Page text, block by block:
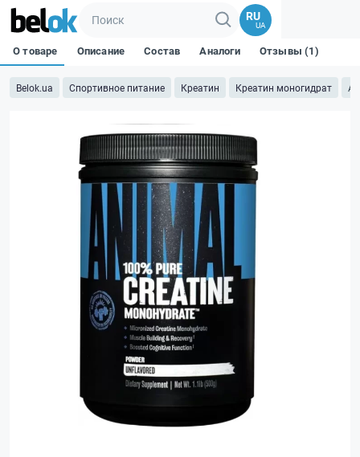
RU
UA
Belok.ua Спортивное питание Креатин Креатин моногидрат
О товаре Описание Состав Аналоги Отзывы (1)